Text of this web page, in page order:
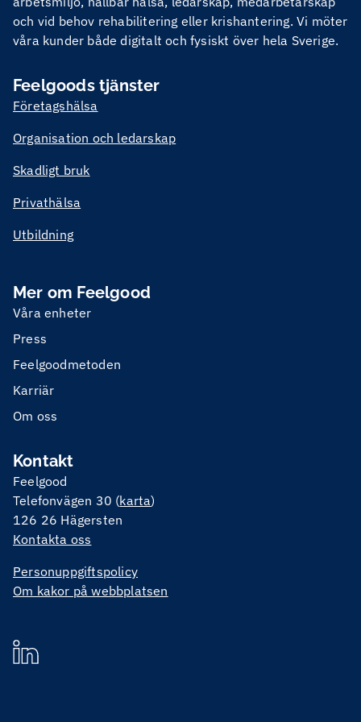
och vid behov rehabilitering eller krishantering. Vi möter
våra kunder både digitalt och fysiskt över hela Sverige.
Feelgoods tjänster
Företagshälsa
Organisation och ledarskap
Skadligt bruk
Privathälsa
Utbildning
Mer om Feelgood
Våra enheter
Press
Feelgoodmetoden
Karriär
Om oss
Kontakt
Feelgood
Telefonvägen 30 (karta)
126 26 Hägersten
Kontakta oss
Personuppgiftspolicy
Om kakor på webbplatsen